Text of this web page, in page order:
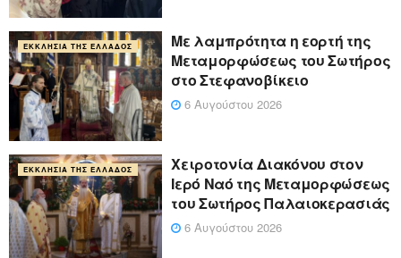
ΕΚΚΛΗΣΊΑ ΤΗΣ ΕΛΛΆΔΟΣ
Με λαμπρότητα η εορτή της
Μεταμορφώσεως του Σωτήρος
στο Στεφανοβίκειο
6 Αυγούστου 2026
ΕΚΚΛΗΣΊΑ ΤΗΣ ΕΛΛΆΔΟΣ
Χειροτονία Διακόνου στον
Ιερό Ναό της Μεταμορφώσεως
του Σωτήρος Παλαιοκερασιάς
6 Αυγούστου 2026